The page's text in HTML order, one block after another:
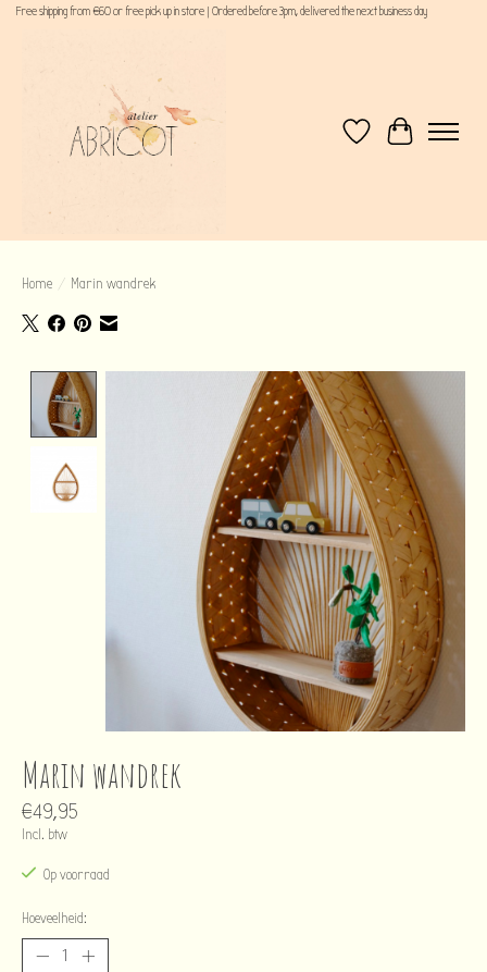
Free shipping from €60 or free pick up in store | Ordered before 3pm, delivered the next business day
VerlanglijstWinkelwagen
Home / Marin wandrek
Product image slideshow Items
Marin wandrek
€49,95
Incl. btw
Op voorraad
Hoeveelheid: